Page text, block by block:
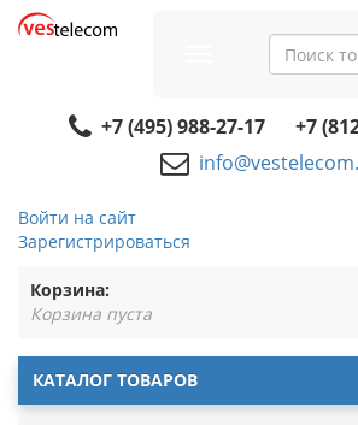
navigation
+7 (495) 988-27-17
+7
Войти на сайт
Зарегистрироваться
Корзина:
Корзина пуста
КАТАЛОГ ТОВАРОВ